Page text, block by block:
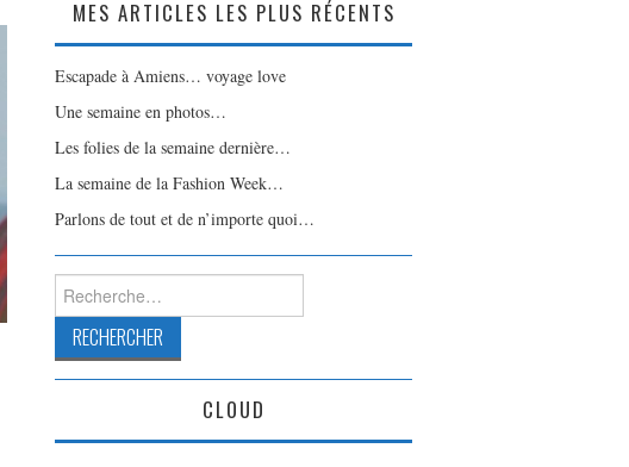
MES ARTICLES LES PLUS RÉCENTS
Escapade à Amiens… voyage love
Une semaine en photos…
Les folies de la semaine dernière…
La semaine de la Fashion Week…
Parlons de tout et de n’importe quoi…
Rechercher :
CLOUD